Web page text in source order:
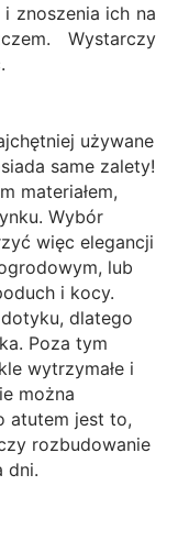
znoszenia ich na
Wystarczy
używane
same zalety!
materiałem,
Wybór
więc elegancji
lub
i kocy.
dlatego
Poza tym
wytrzymałe i
można
atutem jest to,
rozbudowanie
dni.